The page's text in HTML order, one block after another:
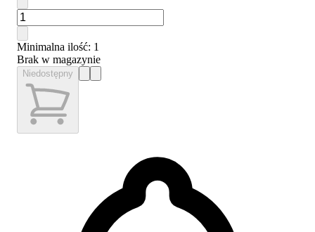
Minimalna ilość: 1
Brak w magazynie
Niedostępny